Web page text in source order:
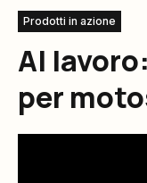
Prodotti in azione
Al
per